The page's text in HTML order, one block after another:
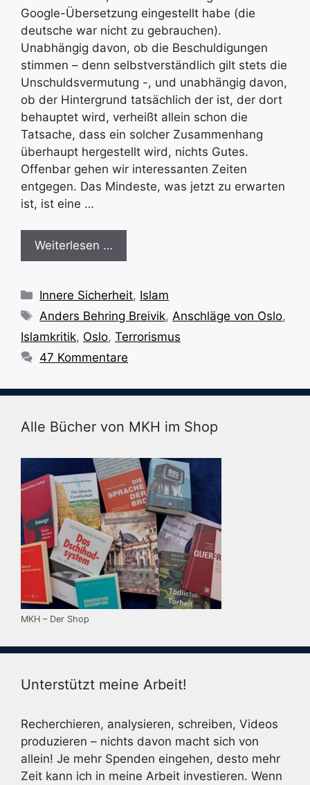
Google-Übersetzung eingestellt habe (die
deutsche war nicht zu gebrauchen).
Unabhängig davon, ob die Beschuldigungen
stimmen – denn selbstverständlich gilt stets die
Unschuldsvermutung -, und unabhängig davon,
ob der Hintergrund tatsächlich der ist, der dort
behauptet wird, verheißt allein schon die
Tatsache, dass ein solcher Zusammenhang
überhaupt hergestellt wird, nichts Gutes.
Offenbar gehen wir interessanten Zeiten
entgegen. Das Mindeste, was jetzt zu erwarten
ist, ist eine …
Weiterlesen …
Kategorien
Innere Sicherheit, Islam
Schlagwörter
Anders Behring Breivik,Anschläge von Oslo,
Islamkritik, Oslo, Terrorismus
47 Kommentare
Alle Bücher von MKH im Shop
MKH – Der Shop
Unterstützt meine Arbeit!
Recherchieren, analysieren, schreiben, Videos
produzieren – nichts davon macht sich von
allein! Je mehr Spenden eingehen, desto mehr
Zeit kann ich in meine Arbeit investieren. Wenn